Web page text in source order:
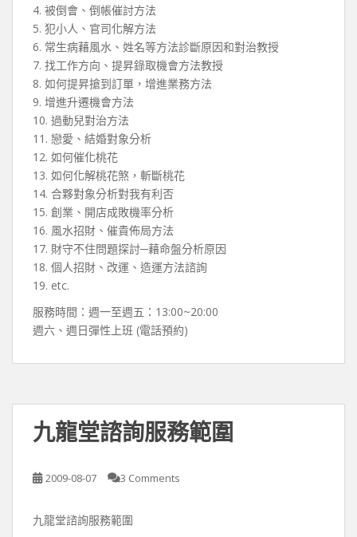
4. 被倒會、倒帳催討方法
5. 犯小人、官司化解方法
6. 常生病藉風水、姓名等方法診斷原因和對治教授
7. 找工作方向、提昇錄取機會方法教授
8. 如何提昇搶到訂單，增進業務方法
9. 增進升遷機會方法
10. 過動兒對治方法
11. 戀愛、結婚對象分析
12. 如何催化桃花
13. 如何化解桃花煞，斬斷桃花
14. 合夥對象分析對我有利否
15. 創業、開店成敗機率分析
16. 風水招財、催貴佈局方法
17. 財守不住問題探討─藉命盤分析原因
18. 個人招財、改運、造運方法諮詢
19. etc.
服務時間：週一至週五：13:00~20:00
週六、週日彈性上班 (電話預約)
九龍堂諮詢服務範圍
2009-08-07 3 Comments
九龍堂諮詢服務範圍